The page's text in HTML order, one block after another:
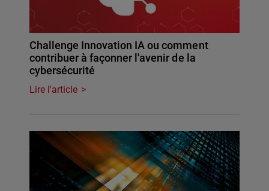
Challenge Innovation IA ou comment
contribuer à façonner l'avenir de la
cybersécurité
Lire l'article